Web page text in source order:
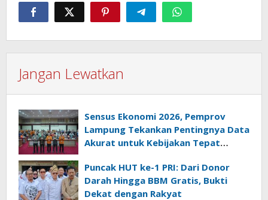
Jangan Lewatkan
Sensus Ekonomi 2026, Pemprov
Lampung Tekankan Pentingnya Data
Akurat untuk Kebijakan Tepat
Puncak HUT ke-1 PRI: Dari Donor
Darah Hingga BBM Gratis, Bukti
Dekat dengan Rakyat